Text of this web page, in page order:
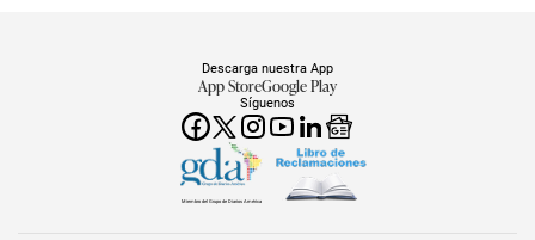
Síguenos
Descarga nuestra App
App StoreGoogle Play
Miembro del Grupo de Diarios América